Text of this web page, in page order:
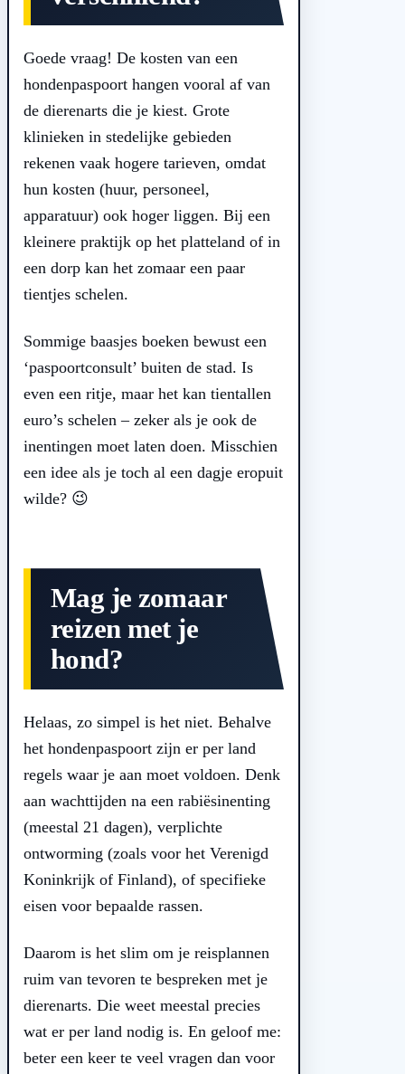
Goede vraag! De kosten van een
hondenpaspoort hangen vooral af van
de dierenarts die je kiest. Grote
klinieken in stedelijke gebieden
rekenen vaak hogere tarieven, omdat
hun kosten (huur, personeel,
apparatuur) ook hoger liggen. Bij een
kleinere praktijk op het platteland of in
een dorp kan het zomaar een paar
tientjes schelen.
Sommige baasjes boeken bewust een
‘paspoortconsult’ buiten de stad. Is
even een ritje, maar het kan tientallen
euro’s schelen – zeker als je ook de
inentingen moet laten doen. Misschien
een idee als je toch al een dagje eropuit
wilde? 😉
Mag je zomaar
reizen met je
hond?
Helaas, zo simpel is het niet. Behalve
het hondenpaspoort zijn er per land
regels waar je aan moet voldoen. Denk
aan wachttijden na een rabiësinenting
(meestal 21 dagen), verplichte
ontworming (zoals voor het Verenigd
Koninkrijk of Finland), of specifieke
eisen voor bepaalde rassen.
Daarom is het slim om je reisplannen
ruim van tevoren te bespreken met je
dierenarts. Die weet meestal precies
wat er per land nodig is. En geloof me:
beter een keer te veel vragen dan voor